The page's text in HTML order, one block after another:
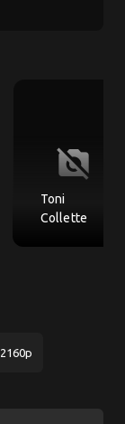
no_photography
Toni
Collette
2160p